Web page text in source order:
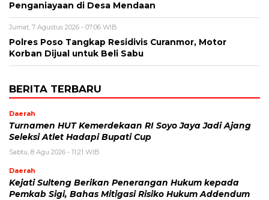
Penganiayaan di Desa Mendaan
Jumat, 7 Agustus 2026 - 07:06 WIB
Polres Poso Tangkap Residivis Curanmor, Motor
Korban Dijual untuk Beli Sabu
BERITA TERBARU
Daerah
Turnamen HUT Kemerdekaan RI Soyo Jaya Jadi Ajang
Seleksi Atlet Hadapi Bupati Cup
Sabtu, 8 Agu 2026 - 11:21 WIB
Daerah
Kejati Sulteng Berikan Penerangan Hukum kepada
Pemkab Sigi, Bahas Mitigasi Risiko Hukum Addendum